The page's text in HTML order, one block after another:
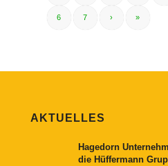
6 7 › »
AKTUELLES
Hagedorn
die Hüffermann